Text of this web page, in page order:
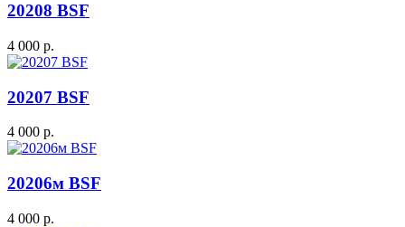
20208 BSF
4 000 р.
20207 BSF
4 000 р.
20206м BSF
4 000 р.